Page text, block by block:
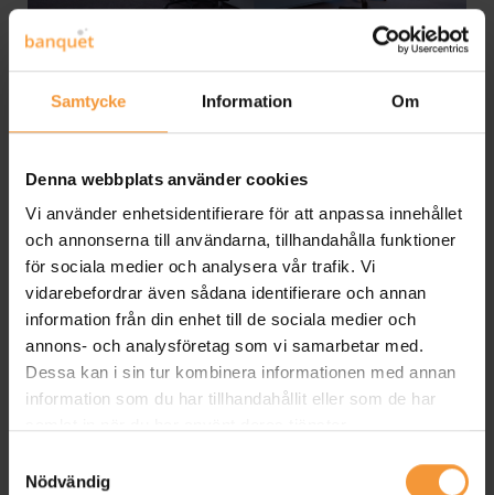
Samtycke Information Om
Denna webbplats använder cookies
Vi använder enhetsidentifierare för att anpassa innehållet
och annonserna till användarna, tillhandahålla funktioner
för sociala medier och analysera vår trafik. Vi
vidarebefordrar även sådana identifierare och annan
information från din enhet till de sociala medier och
annons- och analysföretag som vi samarbetar med.
Dessa kan i sin tur kombinera informationen med annan
information som du har tillhandahållit eller som de har
Nödvändig
Med rätt möblering kan du skapa en konferensmiljö som
som främjar kreativitet och samarbete.
Möbeldesign som Förvandlar
Vi tror att möbler kan göra mer än bara fylla ett rum. De
kan förvandla en vanlig yta till en plats där idéer flödar
fritt. Våra möbeldesigners fokuserar på att skapa
produkter som inte bara är funktionella, utan också
estetiskt tilltalande. Vi erbjuder en mängd olika stilar och
När du väljer våra möbler, får du mer än bara praktiska
lösningar. Du får en plats som inspirerar och uppmuntrar